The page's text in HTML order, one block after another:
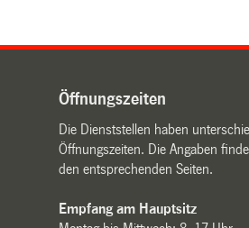
Öffnungszeiten
Die Dienststellen haben
Öffnungszeiten. Die Angaben
den entsprechenden Seiten.
Empfang am Hauptsitz